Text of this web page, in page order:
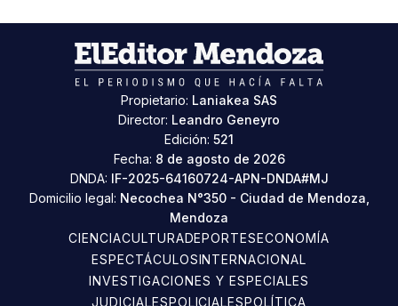
Propietario: Laniakea SAS
Director: Leandro Geneyro
Edición: 521
Fecha: 8 de agosto de 2026
DNDA: IF-2025-64160724-APN-DNDA#MJ
Domicilio legal: Necochea N°350 - Ciudad de Mendoza,
Mendoza
CIENCIACULTURADEPORTESECONOMÍA
ESPECTÁCULOSINTERNACIONAL
INVESTIGACIONES Y ESPECIALES
JUDICIALESPOLICIALESPOLÍTICA